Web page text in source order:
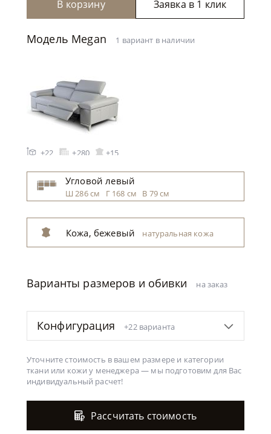
В корзину Заявка в 1 клик
Модель Megan 1 вариант в наличии
+22 +280 +15
бежевый
Угловой левый
Ш 286 см Г 168 см В 79 см
Кожа, бежевый натуральная кожа
Варианты размеров и обивки на заказ
Конфигурация+22 варианта
Уточните стоимость в вашем размере и категории
ткани или кожи у менеджера — мы подготовим для Вас
индивидуальный расчет!
Рассчитать стоимость